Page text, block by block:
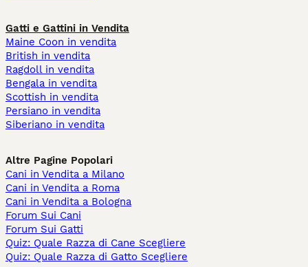
Gatti e Gattini in Vendita
Maine Coon in vendita
British in vendita
Ragdoll in vendita
Bengala in vendita
Scottish in vendita
Persiano in vendita
Siberiano in vendita
Altre Pagine Popolari
Cani in Vendita a Milano
Cani in Vendita a Roma
Cani in Vendita a Bologna
Forum Sui Cani
Forum Sui Gatti
Quiz: Quale Razza di Cane Scegliere
Quiz: Quale Razza di Gatto Scegliere